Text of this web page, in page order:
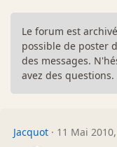
Le forum est
possible de poster
des messages.
avez des questions.
Jacquot · 11 Mai